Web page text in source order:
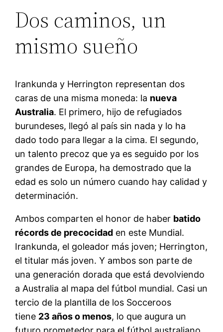
Dos caminos, un
mismo sueño
Irankunda y Herrington representan dos
caras de una misma moneda: la nueva
Australia. El primero, hijo de refugiados
burundeses, llegó al país sin nada y lo ha
dado todo para llegar a la cima. El segundo,
un talento precoz que ya es seguido por los
grandes de Europa, ha demostrado que la
edad es solo un número cuando hay calidad y
determinación.
Ambos comparten el honor de haber batido
récords de precocidad en este Mundial.
Irankunda, el goleador más joven; Herrington,
el titular más joven. Y ambos son parte de
una generación dorada que está devolviendo
a Australia al mapa del fútbol mundial. Casi un
tercio de la plantilla de los Socceroos
tiene 23 años o menos, lo que augura un